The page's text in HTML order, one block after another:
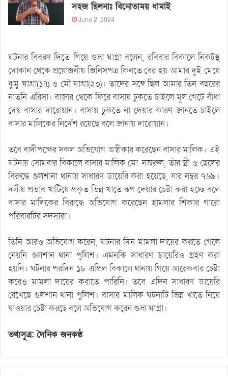
সহজ ছিলনাঃ বিনোতাময় ধামাই
June 2, 2024
ঘটনার বিবরণ দিতে গিয়ে শুভ্রা ঘাগ্রা বলেন, রবিবার বিকালে নিকটস্থ
দোকান থেকে প্রয়োজনীয় জিনিসপত্র কিনতে বের হয় আমার দুই মেয়ে
ঝুমু ঘাগ্রা(১৭) ও মৌ ঘাগ্রা(২০)। তাদের সঙ্গে ছিল আমার তিন বছরের
নাতনি এরিসা। বাজার থেকে ফিরে বাসায় ঢুকতে চাইলে মূল গেটে বাঁধা
দেয় বাসার দারোয়ান। বাসায় ঢুকতে না দেয়ার কারণ জানতে চাইলে
বাসার মালিকের নির্দেশ রয়েছে বলে জানায় দারোয়ান।
তবে বাদীপক্ষের সকল অভিযোগ অস্বীকার করেছেন বাসার মালিক। এই
ঘটনায় সোমবার বিকালে বাসার মালিক মো. নজরুল, তাঁর স্ত্রী ও ছেলের
বিরুদ্ধে গুলশানা থানায় সাধারণ ডায়েরি করা হয়েছে, যার নম্বর ৭৬৯।
দলীয় প্রভাব খাটিয়ে প্রকৃত ভিন্ন খাতে রূপ দেয়ার চেষ্টা করা হচ্ছে বলে
বাসার মালিকের বিরুদ্ধে অভিযোগ করেছেন হামলার শিকার গারো
পরিবারটির সদস্যরা।
তিনি আরও অভিযোগ করেন, ঘটনার দিন মামলা দায়ের করতে গেলে
নেয়নি গুলশান থানা পুলিশ। এমনকি সাধারণ ডায়েরিও গ্রহণ করা
হয়নি। ঘটনার পরদিন ১৮ এপ্রিল বিকালে থানায় গিয়ে আরেকবার চেষ্টা
করেও মামলা দায়ের করাতে পারিনি। তবে এদিন সাধারণ ডায়েরি
রেখেছে গুলশান থানা পুলিশ। বাসার মালিক ঘটনাটি ভিন্ন খাতে নিয়ে
যাওয়ার চেষ্টা করছে বলে অভিযোগ করেন শুভ্রা ঘাগ্রা।
তথ্যসূত্র: দৈনিক জনকণ্ঠ